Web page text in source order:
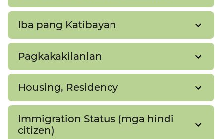
Iba pang Katibayan​​
Pagkakakilanlan​​
Housing, Residency​​
Immigration Status (mga hindi
citizen)​​